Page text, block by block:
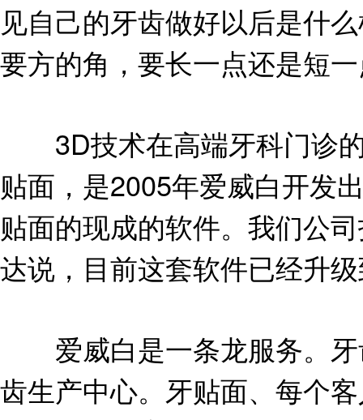
见自己的牙齿做好以后是什
要方的角，要长一点还是短
3D技术在高端牙科门诊的
贴面，是2005年爱威白开发
贴面的现成的软件。我们公
达说，目前这套软件已经升
爱威白是一条龙服务。牙
齿生产中心。牙贴面、每个